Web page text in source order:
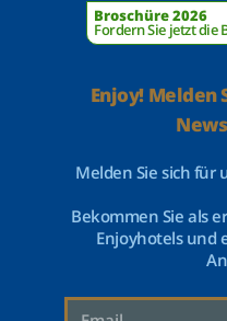
Broschüre 2026
Fordern Sie jetzt die
Enjoy! Melden
Melden Sie sich für
Bekommen Sie als
Enjoyhotels und